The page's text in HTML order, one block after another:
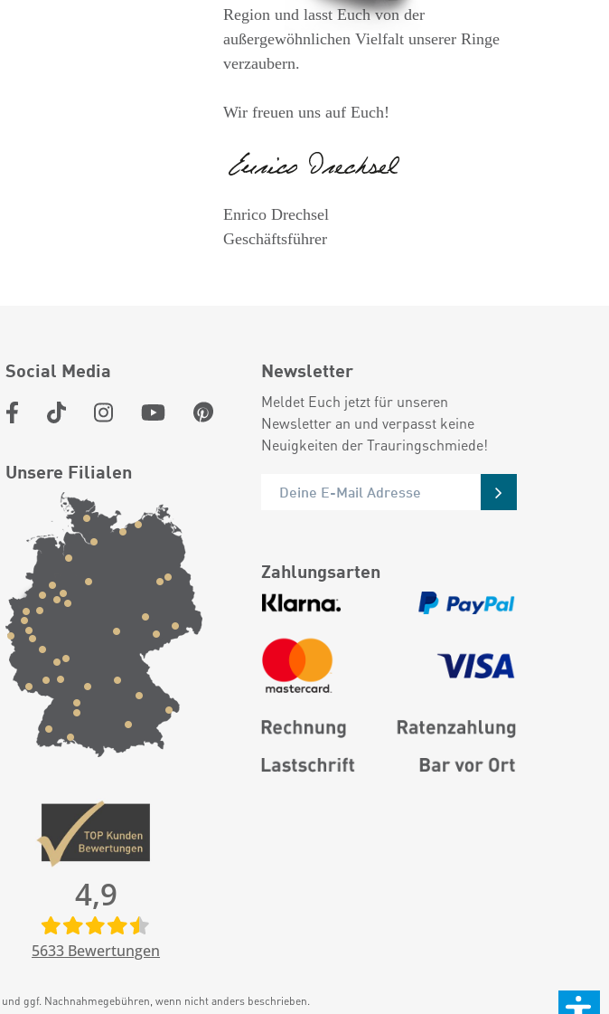
Region und lasst Euch von der
außergewöhnlichen Vielfalt unserer Ringe
verzaubern.
Wir freuen uns auf Euch!
Enrico Drechsel
Geschäftsführer
Social Media
Unsere Filialen
4,9
5633 Bewertungen
Newsletter
Meldet Euch jetzt für unseren
Newsletter an und verpasst keine
Neuigkeiten der Trauringschmiede!
Zahlungsarten
und ggf. Nachnahmegebühren, wenn nicht anders beschrieben.